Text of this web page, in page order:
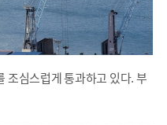
조심스럽게 통과하고 있다. 부